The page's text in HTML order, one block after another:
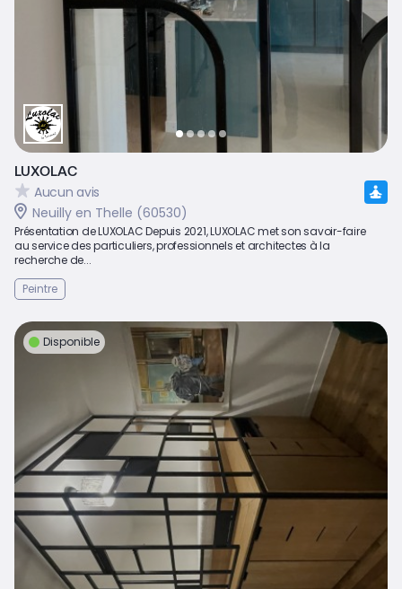
LUXOLAC
Aucun avis
Neuilly en Thelle (60530)
Présentation de LUXOLAC Depuis 2021, LUXOLAC met son savoir-faire
au service des particuliers, professionnels et architectes à la
recherche de...
Peintre
Disponible